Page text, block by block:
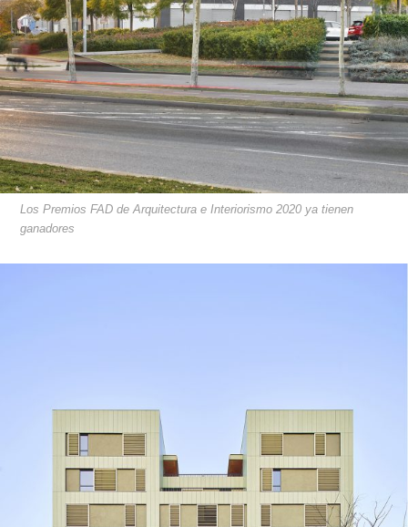
Los Premios FAD de Arquitectura e Interiorismo 2020 ya tienen
ganadores